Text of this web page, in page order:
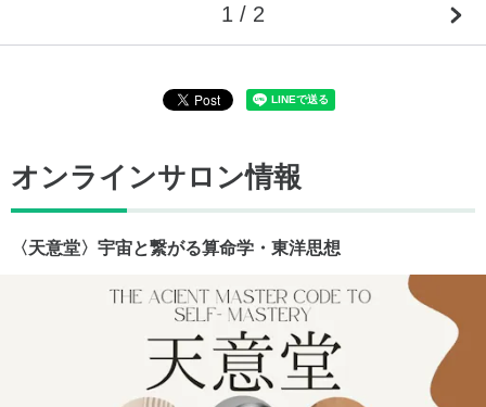
1 / 2
オンラインサロン情報
〈天意堂〉宇宙と繋がる算命学・東洋思想